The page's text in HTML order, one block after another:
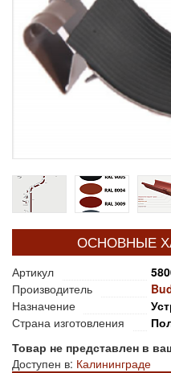
ОСНОВНЫЕ
Артикул
Производитель
Назначение
Страна изготовления
Товар не представлен в
Доступен в: Калининграде